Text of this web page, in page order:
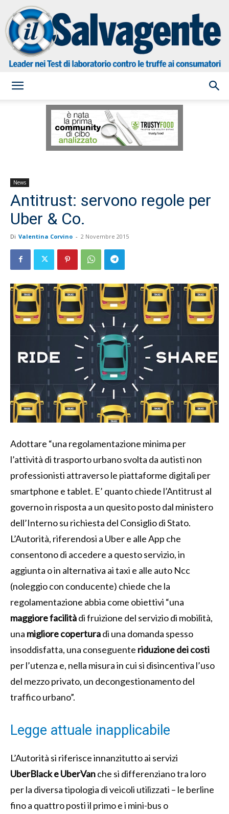
Salvagente
News
Antitrust: servono regole per
Uber & Co.
Di Valentina Corvino - 2 Novembre 2015
Adottare “una regolamentazione minima per
l’attività di trasporto urbano svolta da autisti non
professionisti attraverso le piattaforme digitali per
smartphone e tablet. E’ quanto chiede l’Antitrust al
governo in risposta a un quesito posto dal ministero
dell’Interno su richiesta del Consiglio di Stato.
L’Autorità, riferendosi a Uber e alle App che
consentono di accedere a questo servizio, in
aggiunta o in alternativa ai taxi e alle auto Ncc
(noleggio con conducente) chiede che la
regolamentazione abbia come obiettivi “una
maggiore facilitàdi fruizione del servizio di mobilità,
una migliore coperturadi una domanda spesso
insoddisfatta, una conseguente riduzione dei costi
per l’utenza e, nella misura in cui si disincentiva l’uso
del mezzo privato, un decongestionamento del
traffico urbano”.
Legge attuale inapplicabile
L’Autorità si riferisce innanzitutto ai servizi
UberBlack e UberVanche si differenziano tra loro
per la diversa tipologia di veicoli utilizzati – le berline
fino a quattro posti il primo e i mini-bus o